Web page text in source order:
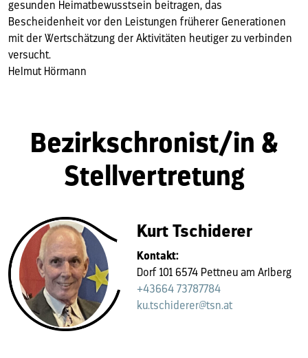
gesunden Heimatbewusstsein beitragen, das
Bescheidenheit vor den Leistungen früherer Generationen
mit der Wertschätzung der Aktivitäten heutiger zu verbinden
versucht.
Helmut Hörmann
Bezirkschronist/in &
Stellvertretung
Kurt Tschiderer
Kontakt:
Dorf 101 6574 Pettneu am Arlberg
+43664 73787784
ku.tschiderer@tsn.at